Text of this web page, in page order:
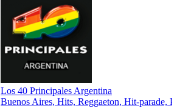
Los 40 Principales Argentina
Buenos Aires, Hits, Reggaeton, Hit-parade,